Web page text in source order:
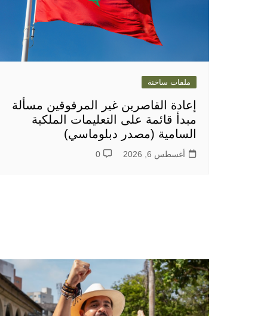
ملفات ساخنة
إعادة القاصرين غير المرفوقين مسألة
مبدأ قائمة على التعليمات الملكية
السامية (مصدر دبلوماسي)
أغسطس 6, 2026 0